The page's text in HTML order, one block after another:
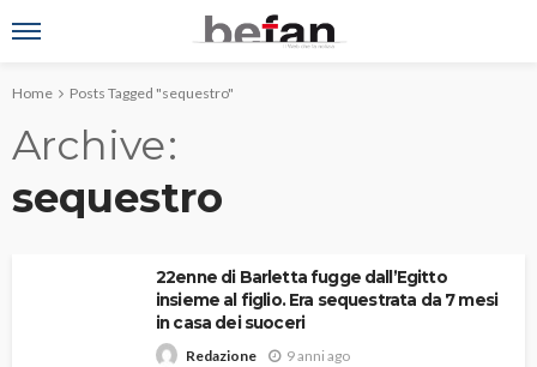
Home Posts Tagged "sequestro"
Archive
sequestro
22enne di Barletta fugge dall’Egitto
insieme al figlio. Era sequestrata da 7 mesi
in casa dei suoceri
Redazione 9 anni ago